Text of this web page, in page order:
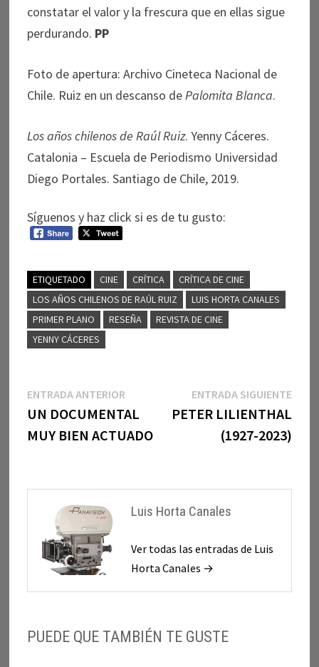
constatar el valor y la frescura que en ellas sigue
perdurando. PP
Foto de apertura: Archivo Cineteca Nacional de
Chile. Ruiz en un descanso dePalomita Blanca.
Los años chilenos de Raúl Ruiz. Yenny Cáceres.
Catalonia – Escuela de Periodismo Universidad
Diego Portales. Santiago de Chile, 2019.
Síguenos y haz click si es de tu gusto:
ETIQUETADO CINE CRÍTICA
CRÍTICA DE CINE
LOS AÑOS CHILENOS DE RAÚL RUIZ
LUIS HORTA CANALES
PRIMER PLANO
RESEÑA
REVISTA DE CINE
YENNY CÁCERES
Navegación
de
ENTRADA ANTERIOREntrada
anterior:
UN DOCUMENTAL
MUY BIEN ACTUADO
ENTRADA SIGUIENTE
PETER LILIENTHAL
(1927-2023)
Luis Horta Canales
Ver todas las entradas de Luis
Horta Canales →
PUEDE QUE TAMBIÉN TE GUSTE